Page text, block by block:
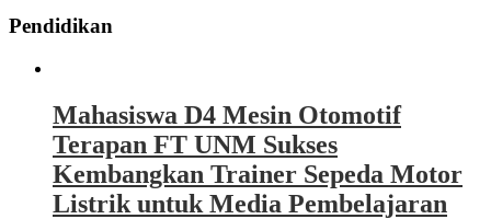
Pendidikan
Mahasiswa D4 Mesin Otomotif
Terapan FT UNM Sukses
Kembangkan Trainer Sepeda Motor
Listrik untuk Media Pembelajaran